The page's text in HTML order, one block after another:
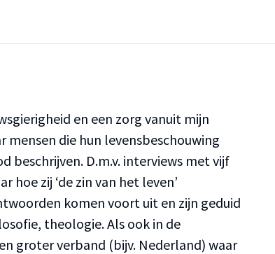
en een zorg vanuit mijn
mensen die hun levensbeschouwing
beschrijven. D.m.v. interviews met vijf
hoe zij ‘de zin van het leven’
komen voort uit en zijn geduid
theologie. Als ook in de
groter verband (bijv. Nederland) waar